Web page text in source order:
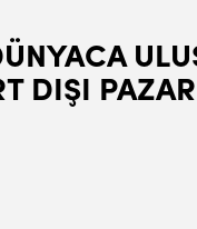
DIŞI